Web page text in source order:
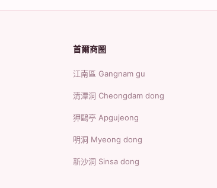
首爾商圈
江南區 Gangnam gu
清潭洞 Cheongdam dong
狎鷗亭 Apgujeong
明洞 Myeong dong
新沙洞 Sinsa dong